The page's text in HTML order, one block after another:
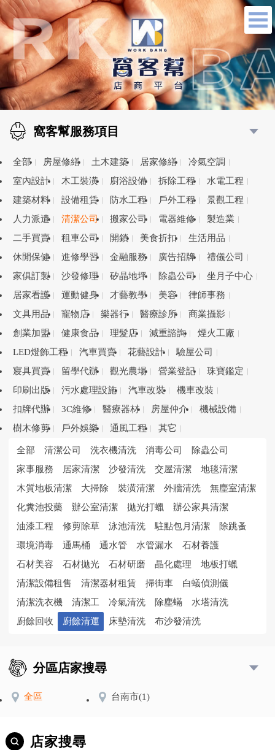
窩客幫服務項目
全部 房屋修繕 土木建築 居家修繕
冷氣空調
室內設計
木工裝潢 廚浴設備 拆除工程
水電工程
建築材料
設備租賃 防水工程 戶外工程
景觀工程
人力派遣
清潔公司 搬家公司 電器維修
製造業
二手買賣
租車公司 開鎖 美食折扣
生活用品
休閒保健
進修學習 金融服務 廣告招牌
禮儀公司
家俱訂製
沙發修理 矽晶地坪 除蟲公司
坐月子中心
居家看護
運動健身 才藝教學 美容
律師事務
文具用品
寵物店 樂器行 醫療診所
商業攝影
創業加盟
健康食品 理髮店 減重諮詢
煙火工廠
LED燈飾工程
汽車買賣 花藝設計
驗屋公司
寢具買賣
留學代辦 觀光農場 營業登記
珠寶鑑定
印刷出版
污水處理設施 汽車改裝
機車改裝
扣牌代辦
3C維修 醫療器材 房屋仲介
機械設備
樹木修剪
戶外娛樂 通風工程 其它
全部 清潔公司 洗衣機清洗 消毒公司
除蟲公司
家事服務
居家清潔 沙發清洗 交屋清潔
地毯清潔
木質地板清潔
大掃除 裝潢清潔 外牆清洗
無塵室清潔
化糞池投藥
辦公室清潔 拋光打蠟
辦公家具清潔
油漆工程
修剪除草 泳池清洗 駐點包月清潔
除跳蚤
環境消毒
通馬桶 通水管 水管漏水
石材養護
石材美容
石材拋光 石材研磨 晶化處理
地板打蠟
清潔設備租售
清潔器材租賃 掃街車
白蟻偵測儀
清潔洗衣機
清潔工 冷氣清洗 除塵蟎
水塔清洗
廚餘回收
廚餘清運 床墊清洗 布沙發清洗
分區店家搜尋
全區 台南市(1)
店家搜尋